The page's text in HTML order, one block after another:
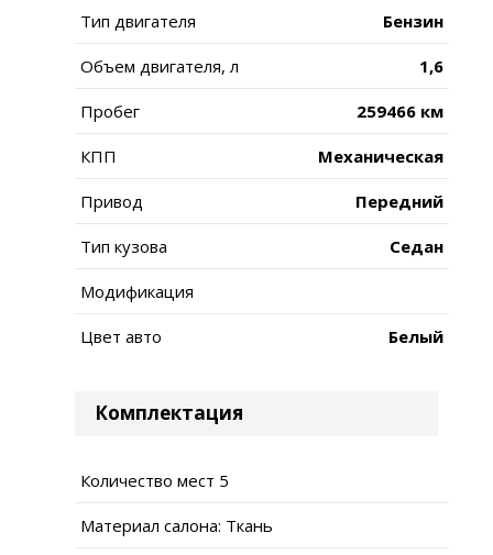
Тип двигателя Бензин
Объем двигателя, л 1,6
Пробег 259466 км
КПП Механическая
Привод Передний
Тип кузова Седан
Модификация
Цвет авто Белый
Комплектация
Количество мест 5
Материал салона: Ткань